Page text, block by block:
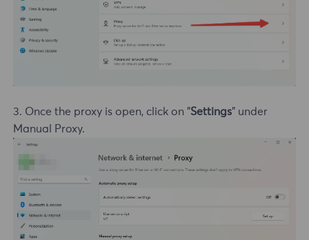
3. Once the proxy is open, click on "Settings" under
Manual Proxy.